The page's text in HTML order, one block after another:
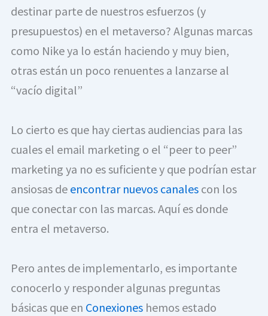
destinar parte de nuestros esfuerzos (y
presupuestos) en el metaverso? Algunas marcas
como Nike ya lo están haciendo y muy bien,
otras están un poco renuentes a lanzarse al
“vacío digital”
Lo cierto es que hay ciertas audiencias para las
cuales el email marketing o el “peer to peer”
marketing ya no es suficiente y que podrían estar
ansiosas de encontrar nuevos canales con los
que conectar con las marcas. Aquí es donde
entra el metaverso.
Pero antes de implementarlo, es importante
conocerlo y responder algunas preguntas
básicas que en Conexiones hemos estado